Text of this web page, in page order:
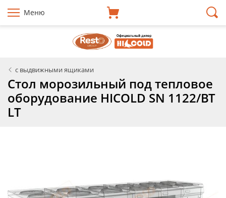
Меню
с выдвижными ящиками
Стол морозильный под тепловое
оборудование HICOLD SN 1122/BT
LT